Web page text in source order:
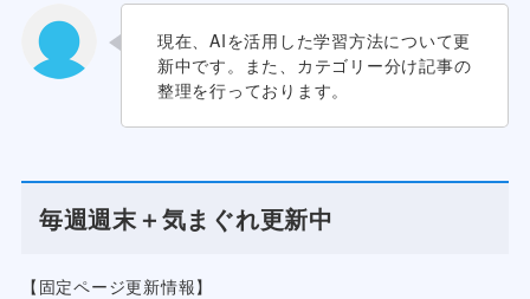
現在、AIを活用した学習方法について更
新中です。また、カテゴリー分け記事の
整理を行っております。
毎週週末＋気まぐれ更新中
【固定ページ更新情報】